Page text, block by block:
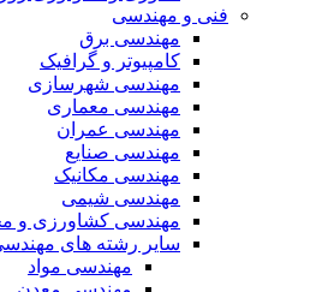
فنی و مهندسی
مهندسی برق
کامپیوتر و گرافیک
مهندسی شهرسازی
مهندسی معماری
مهندسی عمران
مهندسی صنایع
مهندسی مکانیک
مهندسی شیمی
مهندسی کشاورزی و
سایر رشته های مهندسی
مهندسی مواد